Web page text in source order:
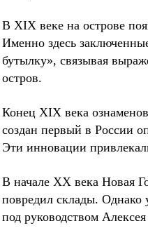
В XIX веке на острове
Именно здесь
бутылку», связывая
остров.
Конец XIX века
создан первый в России
Эти инновации
В начале XX века Новая
повредил склады. Однако
под руководством